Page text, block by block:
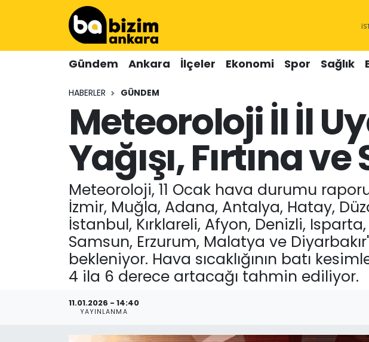
Gündem Ankara İlçeler Ekonomi Spor Sağlık
HABERLER GÜNDEM
Meteoroloji İl İl
Yağışı, Fırtına
Meteoroloji, 11 Ocak hava durumu
İzmir, Muğla, Adana, Antalya, Hatay,
İstanbul, Kırklareli, Afyon, Denizli,
Samsun, Erzurum, Malatya ve
bekleniyor. Hava sıcaklığının batı
4 ila 6 derece artacağı tahmin ediliyor.
11.01.2026 - 14:40
YAYINLANMA
Hava Durumu
Süper Lig Puan Durumu ve Fikstür
Tüm Manşetler
Son Dakika Haberleri
Haber Arşivi